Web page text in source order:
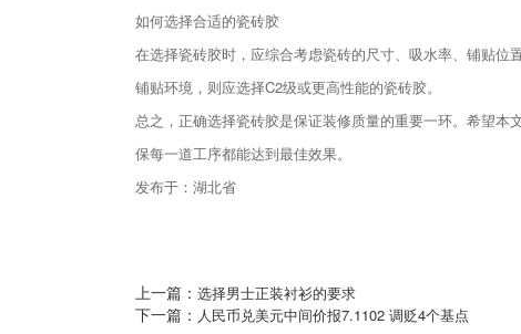
如何选择合适的瓷砖胶
在选择瓷砖胶时，应综合考虑瓷砖的尺寸、吸水率、铺贴
铺贴环境，则应选择C2级或更高性能的瓷砖胶。
总之，正确选择瓷砖胶是保证装修质量的重要一环。希望
保每一道工序都能达到最佳效果。
发布于：湖北省
上一篇： 选择男士正装衬衫的要求
下一篇： 人民币兑美元中间价报7.1102 调贬4个基点